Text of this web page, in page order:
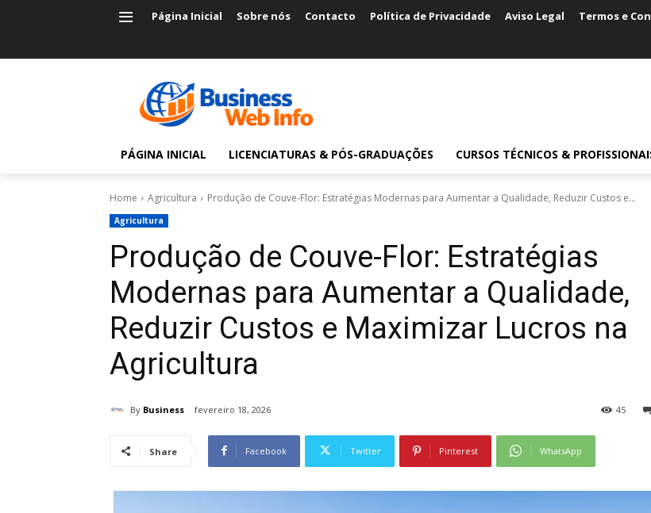
Página Inicial Sobre nós Contacto Política de Privacidade Aviso Legal Termos e
PÁGINA INICIAL LICENCIATURAS & PÓS-GRADUAÇÕES CURSOS TÉCNICOS &
Home Agricultura Produção de Couve-Flor: Estratégias Modernas para Aumentar a Qualidade, Reduzir Custos e...
Agricultura
Produção de Couve-Flor: Estratégias
Modernas para Aumentar a Qualidade,
Reduzir Custos e Maximizar Lucros na
Agricultura
By Business fevereiro 18, 2026 45
Share Facebook Twitter Pinterest WhatsApp